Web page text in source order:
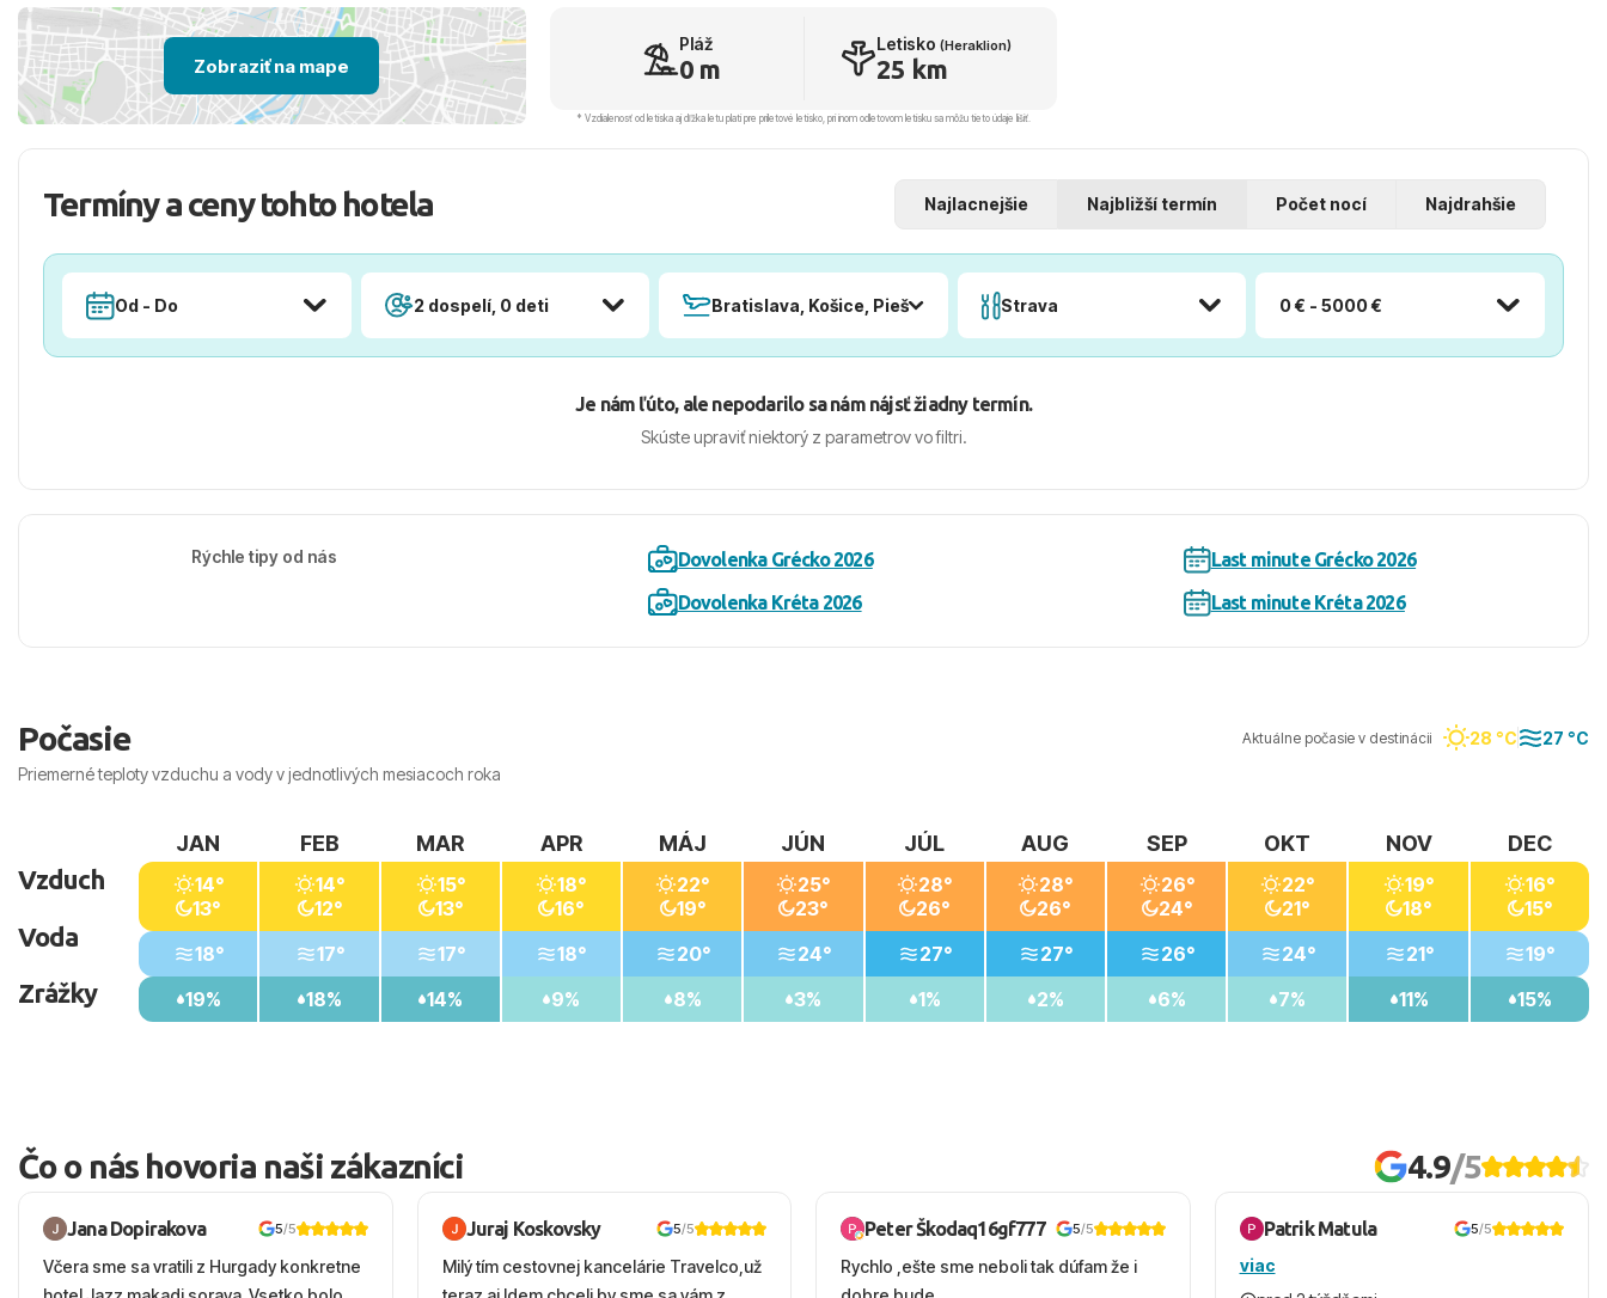
Zobraziť na mape
Pláž
0 m
Letisko(Heraklion)
25 km
* Vzdialenosť od letiska aj dľžka letu platí pre príletové letisko, pri inom odletovom letisku sa môžu tieto údaje líšiť.
Termíny a ceny tohto hotela Najlacnejšie Najbližší termín Počet nocí Najdrahšie
Od - Do 2 dospelí, 0 deti Bratislava, Košice, Piešťany, PopradStrava 0 € - 5000 €
Je nám ľúto, ale nepodarilo sa nám nájsť žiadny termín.
Skúste upraviť niektorý z parametrov vo filtri.
Rýchle tipy od nás Dovolenka Grécko 2026
Last minute Grécko 2026
Dovolenka Kréta 2026
Last minute Kréta 2026
Počasie
Priemerné teploty vzduchu a vody v jednotlivých mesiacoch roka
Aktuálne počasie v destinácii 28 °C 27 °C
Vzduch
Voda
Zrážky
JAN
14°
13°
18°
19%
FEB
14°
12°
17°
18%
MAR
15°
13°
17°
14%
APR
18°
16°
18°
9%
MÁJ
22°
19°
20°
8%
JÚN
25°
23°
24°
3%
JÚL
28°
26°
27°
1%
AUG
28°
26°
27°
2%
SEP
26°
24°
26°
6%
OKT
22°
21°
24°
7%
NOV
19°
18°
21°
11%
DEC
16°
15°
19°
15%
Čo o nás hovoria naši zákazníci 4.9/5
Jana Dopirakova 5/5
Včera sme sa vratili z Hurgady konkretne
Juraj Koskovsky 5/5
Milý tím cestovnej kancelárie Travelco,už
Peter Škodaq16gf777 5/5
Rychlo ,ešte sme neboli tak dúfam že i
Patrik Matula 5/5
viac